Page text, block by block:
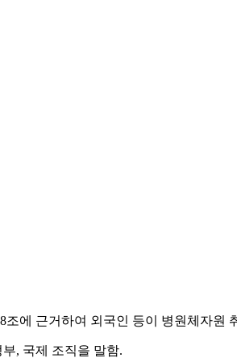
에 근거하여 외국인 등이 병원체자원
, 국제 조직을 말함.